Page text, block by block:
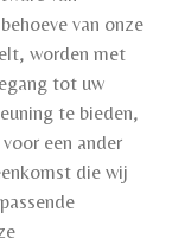
van onze
worden met
tot uw
te bieden,
een ander
die wij